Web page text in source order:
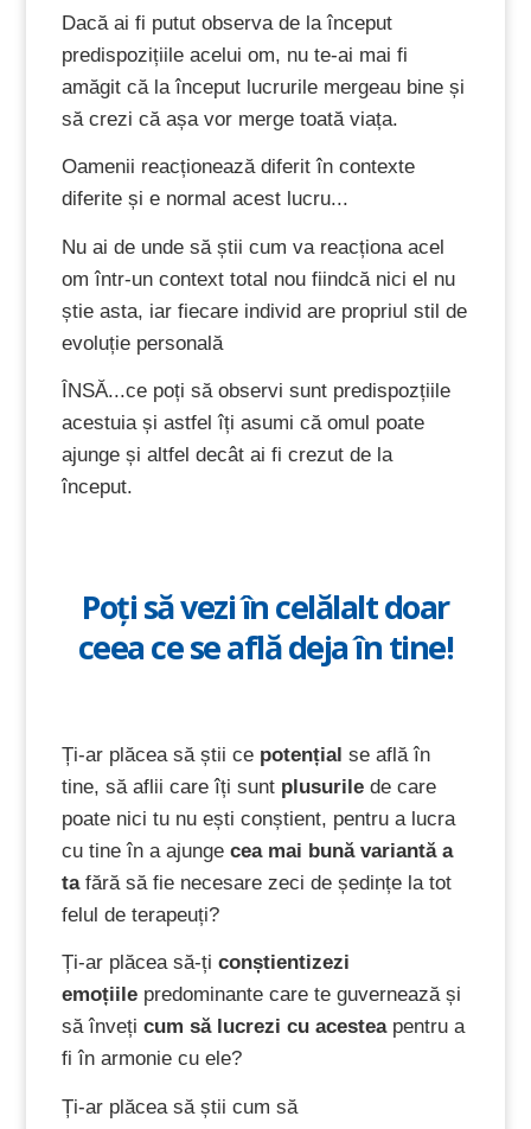
Dacă ai fi putut observa de la început
predispozițiile acelui om, nu te-ai mai fi
amăgit că la început lucrurile mergeau bine și
să crezi că așa vor merge toată viața.
Oamenii reacționează diferit în contexte
diferite și e normal acest lucru...
Nu ai de unde să știi cum va reacționa acel
om într-un context total nou fiindcă nici el nu
știe asta, iar fiecare individ are propriul stil de
evoluție personală
ÎNSĂ...ce poți să observi sunt predispozțiile
acestuia și astfel îți asumi că omul poate
ajunge și altfel decât ai fi crezut de la
început.
Poți să vezi în celălalt doar
ceea ce se află deja în tine!
Ți-ar plăcea să știi ce potențial se află în
tine, să aflii care îți sunt plusurilede care
poate nici tu nu ești conștient, pentru a lucra
cu tine în a ajungecea mai bună variantă a
tafără să fie necesare zeci de ședințe la tot
felul de terapeuți?
Ți-ar plăcea să-țiconștientizezi
emoțiile predominante care te guvernează și
să învețicum să lucrezi cu acestea pentru a
fi în armonie cu ele?
Ți-ar plăcea să știi cum să